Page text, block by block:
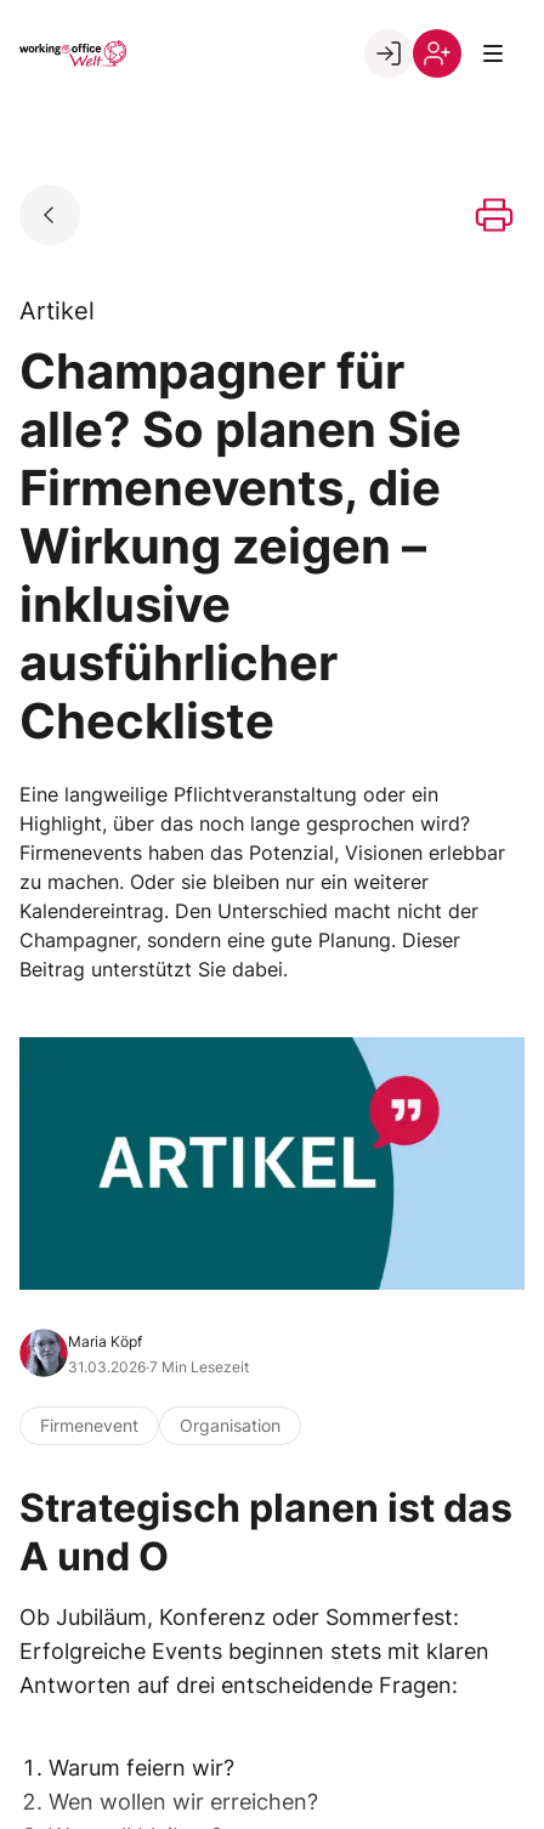
Go to landing page.
Artikel
Champagner für
alle? So planen Sie
Firmenevents, die
Wirkung zeigen –
inklusive
ausführlicher
Checkliste
Eine langweilige Pflichtveranstaltung oder ein
Highlight, über das noch lange gesprochen wird?
Firmenevents haben das Potenzial, Visionen erlebbar
zu machen. Oder sie bleiben nur ein weiterer
Kalendereintrag. Den Unterschied macht nicht der
Champagner, sondern eine gute Planung. Dieser
Beitrag unterstützt Sie dabei.
Maria Köpf
31.03.2026·7 Min Lesezeit
Firmenevent Organisation
Strategisch planen ist das
A und O
Ob Jubiläum, Konferenz oder Sommerfest:
Erfolgreiche Events beginnen stets mit klaren
Antworten auf drei entscheidende Fragen:
Warum feiern wir?
Wen wollen wir erreichen?